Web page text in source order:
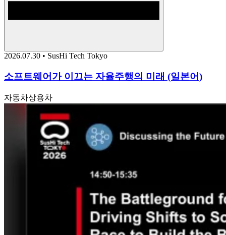
2026.07.30 • SusHi Tech Tokyo
소프트웨어가 이끄는 자율주행의 미래 (일본어)
자동차상용차